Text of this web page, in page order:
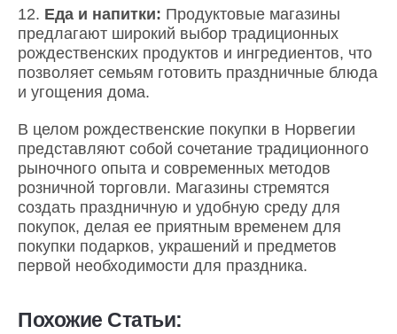
Еда и напитки: Продуктовые магазины
предлагают широкий выбор традиционных
рождественских продуктов и ингредиентов, что
позволяет семьям готовить праздничные блюда
и угощения дома.
В целом рождественские покупки в Норвегии
представляют собой сочетание традиционного
рыночного опыта и современных методов
розничной торговли. Магазины стремятся
создать праздничную и удобную среду для
покупок, делая ее приятным временем для
покупки подарков, украшений и предметов
первой необходимости для праздника.
Похожие Статьи: